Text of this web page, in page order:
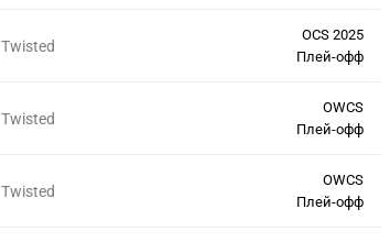
Twisted
OCS 2025
Плей-офф
Twisted
OWCS
Плей-офф
Twisted
OWCS
Плей-офф